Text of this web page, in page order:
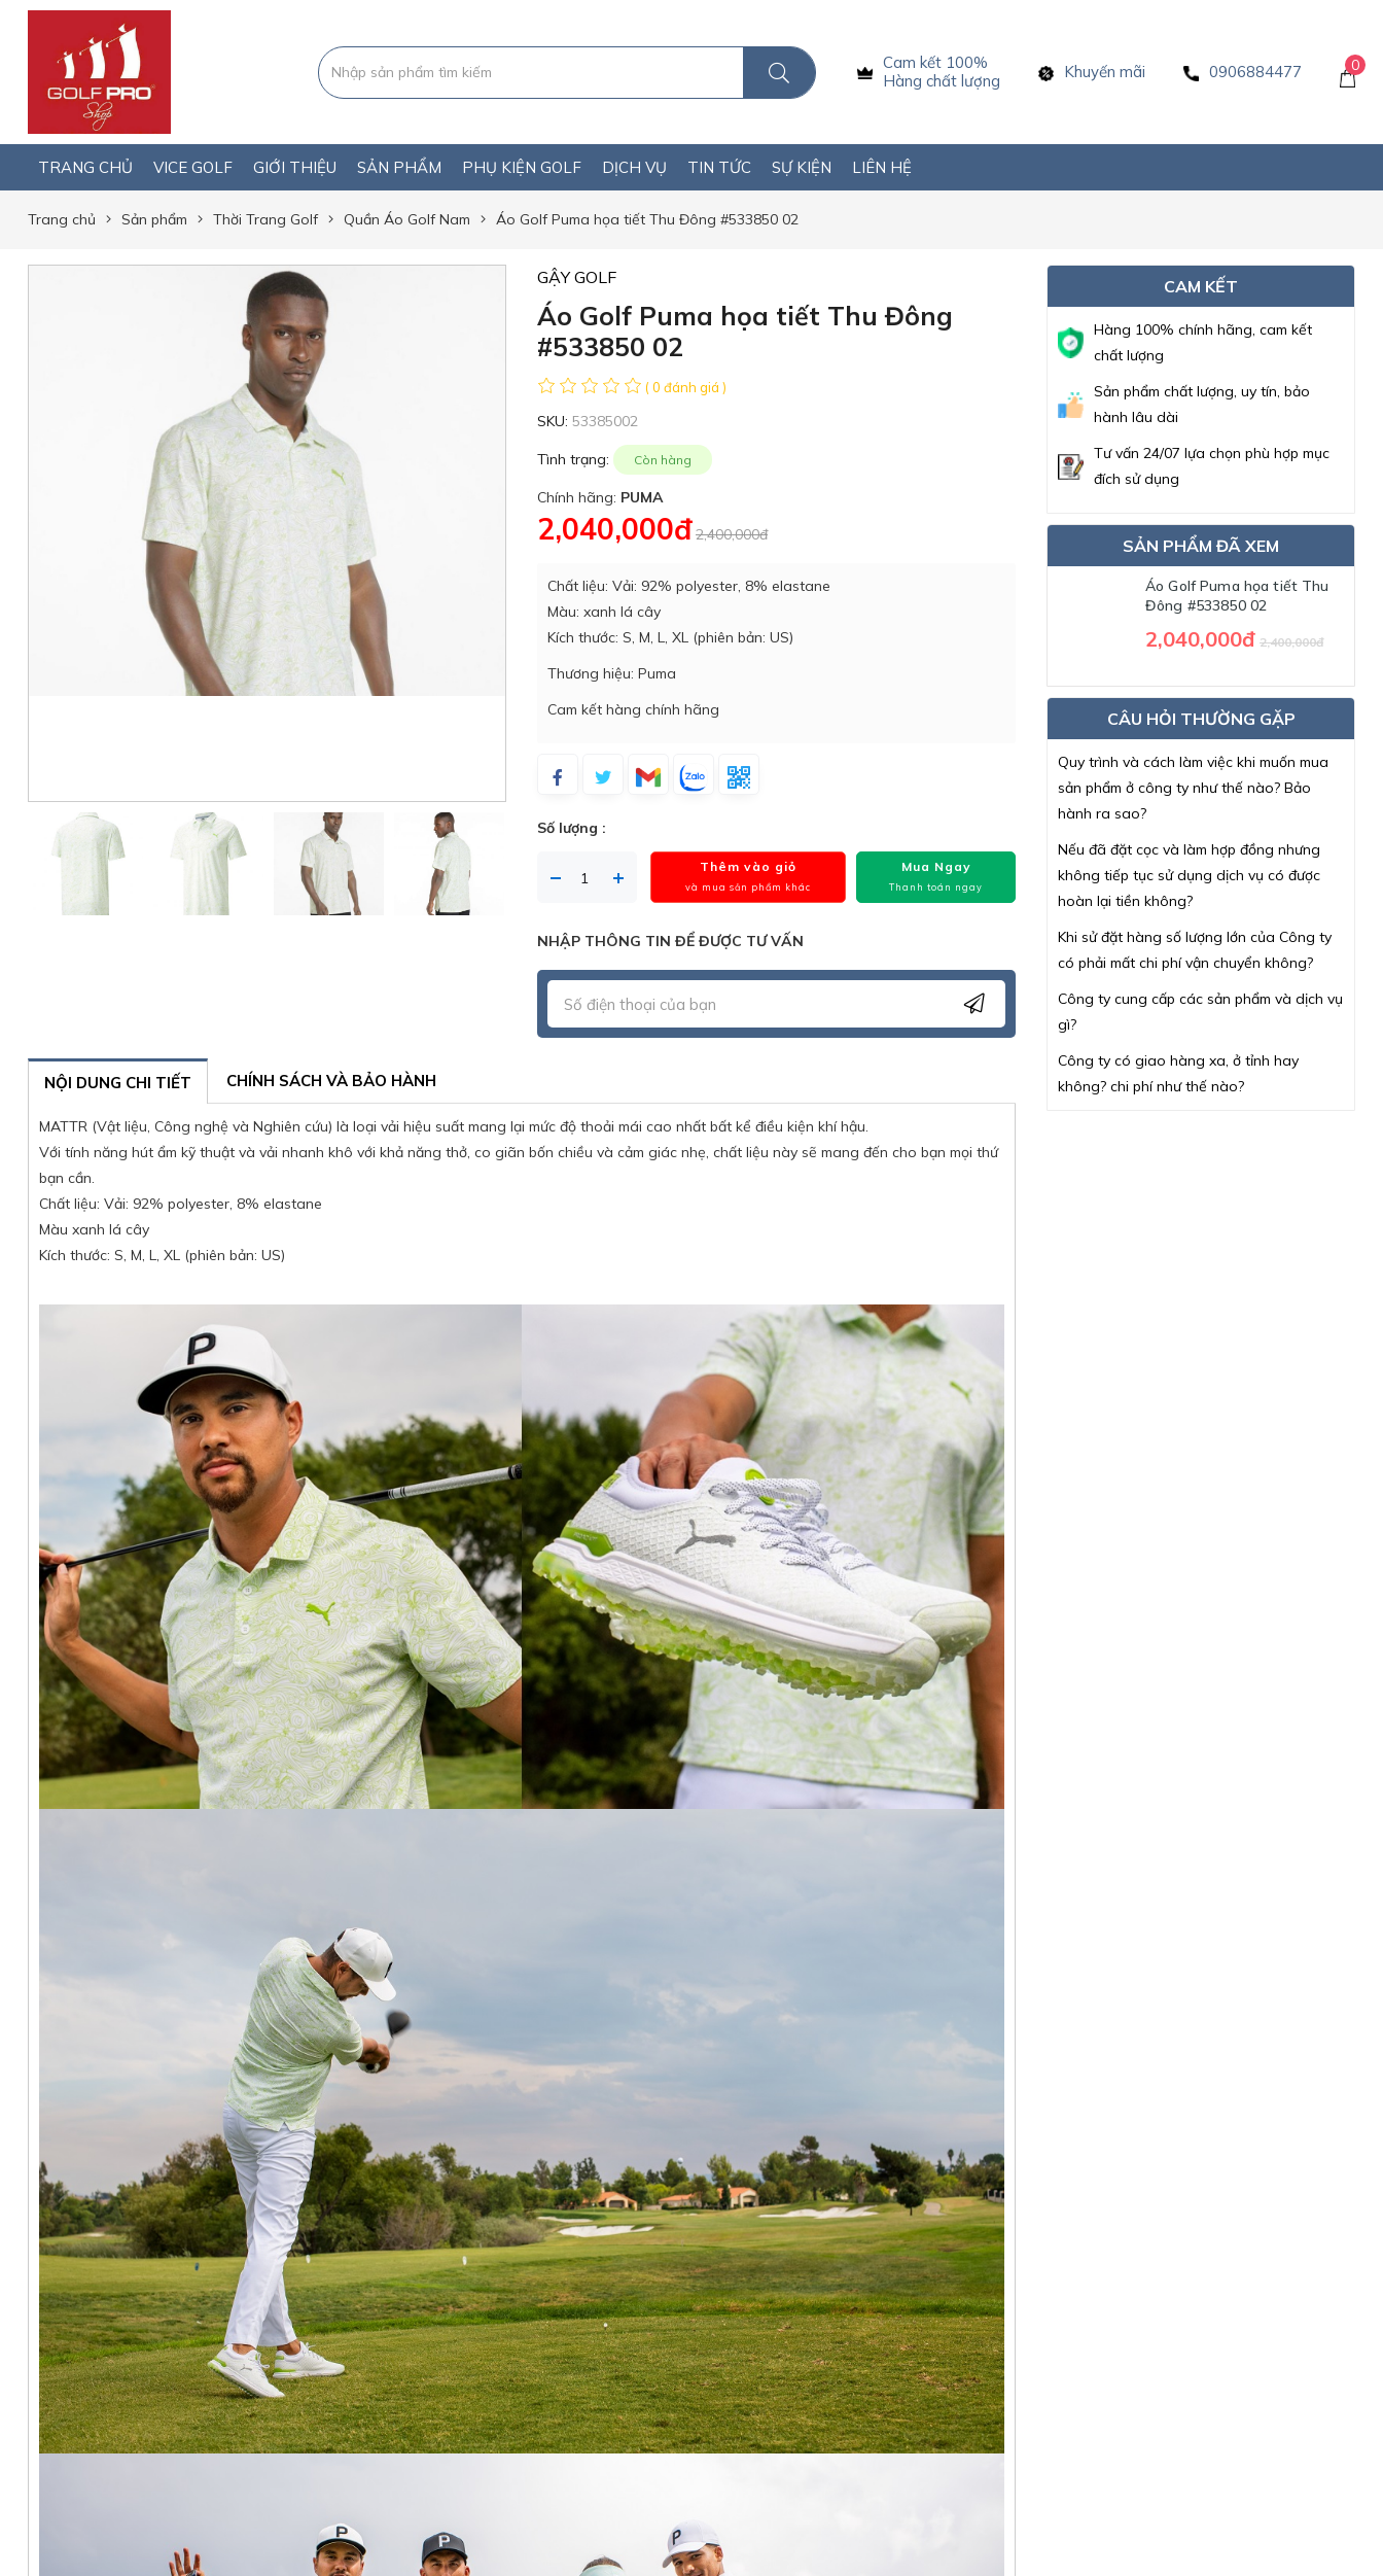
Cam kết 100%
Hàng chất lượng
Khuyến mãi 0906884477 0
TRANG CHỦ VICE GOLF GIỚI THIỆU SẢN PHẨM PHỤ KIỆN GOLF DỊCH VỤ TIN TỨC SỰ KIỆN LIÊN HỆ
Trang chủ Sản phẩm Thời Trang Golf Quần Áo Golf Nam Áo Golf Puma họa tiết Thu Đông #533850 02
GẬY GOLF
Áo Golf Puma họa tiết Thu Đông
#533850 02
( 0 đánh giá )
SKU: 53385002
Tình trạng: Còn hàng
Chính hãng: PUMA
2,040,000đ 2,400,000đ
Chất liệu: Vải: 92% polyester, 8% elastane
Màu: xanh lá cây
Kích thước: S, M, L, XL (phiên bản: US)
Thương hiệu: Puma
Cam kết hàng chính hãng
Số lượng :
Thêm vào giỏ
và mua sản phẩm khác
Mua Ngay
Thanh toán ngay
NHẬP THÔNG TIN ĐỂ ĐƯỢC TƯ VẤN
NỘI DUNG CHI TIẾT CHÍNH SÁCH VÀ BẢO HÀNH
MATTR (Vật liệu, Công nghệ và Nghiên cứu) là loại vải hiệu suất mang lại mức độ thoải mái cao nhất bất kể điều kiện khí hậu.
Với tính năng hút ẩm kỹ thuật và vải nhanh khô với khả năng thở, co giãn bốn chiều và cảm giác nhẹ, chất liệu này sẽ mang đến cho bạn mọi thứ
bạn cần.
Chất liệu: Vải: 92% polyester, 8% elastane
Màu xanh lá cây
Kích thước: S, M, L, XL (phiên bản: US)
CAM KẾT
Hàng 100% chính hãng, cam kết
chất lượng
Sản phẩm chất lượng, uy tín, bảo
hành lâu dài
Tư vấn 24/07 lựa chọn phù hợp mục
đích sử dụng
SẢN PHẨM ĐÃ XEM
Áo Golf Puma họa tiết Thu
Đông #533850 02
2,040,000đ 2,400,000đ
CÂU HỎI THƯỜNG GẶP
Quy trình và cách làm việc khi muốn mua
sản phẩm ở công ty như thế nào? Bảo
hành ra sao?
Nếu đã đặt cọc và làm hợp đồng nhưng
không tiếp tục sử dụng dịch vụ có được
hoàn lại tiền không?
Khi sử đặt hàng số lượng lớn của Công ty
có phải mất chi phí vận chuyển không?
Công ty cung cấp các sản phẩm và dịch vụ
gì?
Công ty có giao hàng xa, ở tỉnh hay
không? chi phí như thế nào?